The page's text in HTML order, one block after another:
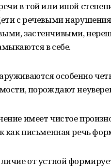
в той или иной
с речевыми
застенчивыми,
в себе.
особенно
порождают
имеет чистое
как письменная речь
от устной